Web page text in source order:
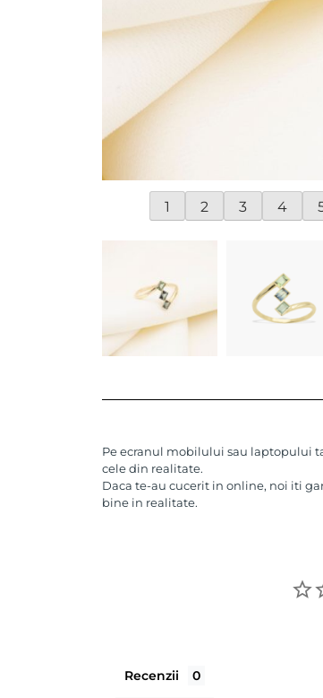
1 2 3 4
Pe ecranul mobilului sau laptopului
cele din realitate.
Daca te-au cucerit in online, noi iti
bine in realitate.
Recenzii